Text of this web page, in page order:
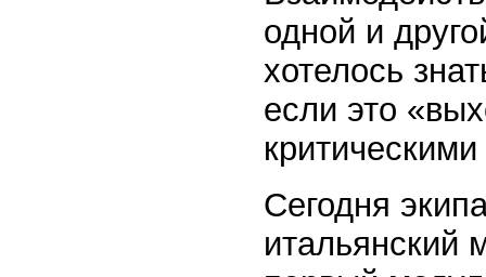
одной и
хотелось
если это
Сегодня
итальянский